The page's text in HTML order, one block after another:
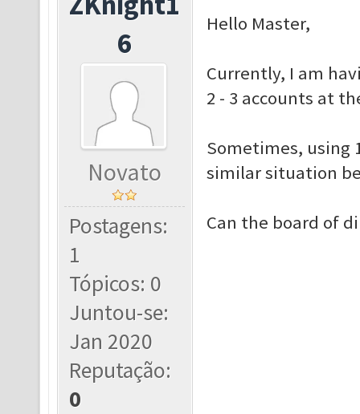
6
Novato
Postagens:
1
Tópicos: 0
Juntou-se:
Jan 2020
Reputação:
0
Hello Master,
Currently, I am
2 - 3 accounts at
Sometimes, using
similar situation
Can the board of